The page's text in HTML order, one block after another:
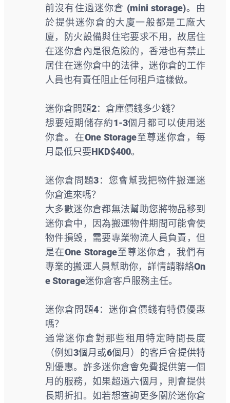
前沒有住過迷你倉 (mini storage)。由
於提供迷你倉的大廈一般都是工廠大
廈，防火設備與住宅要求不用，故居住
在迷你倉內是很危險的，香港也有禁止
居住在迷你倉中的法律，迷你倉的工作
人員也有責任阻止任何租戶這樣做。
迷你倉問題2：倉庫價錢多少錢？
想要短期儲存約1-3個月都可以使用迷
你倉。在One Storage至尊迷你倉，每
月最低只要HKD$400。
迷你倉問題3：您會幫我把物件搬運迷
你倉進來嗎？
大多數迷你倉都無法幫助您將物品移到
迷你倉中，因為搬運物件期間可能會使
物件損毁，需要專業物流人員負責，但
是在One Storage至尊迷你倉，我們有
專業的搬運人員幫助你，詳情請聯絡On
e Storage迷你倉客戶服務主任。
迷你倉問題4：迷你倉價錢有特價優惠
嗎？
通常迷你倉對那些租用特定時間長度
（例如3個月或6個月）的客戶會提供特
別優惠。許多迷你倉會免費提供第一個
月的服務，如果超過六個月，則會提供
長期折扣。如若想查詢更多關於迷你倉